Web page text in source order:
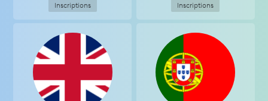
Inscriptions Inscriptions